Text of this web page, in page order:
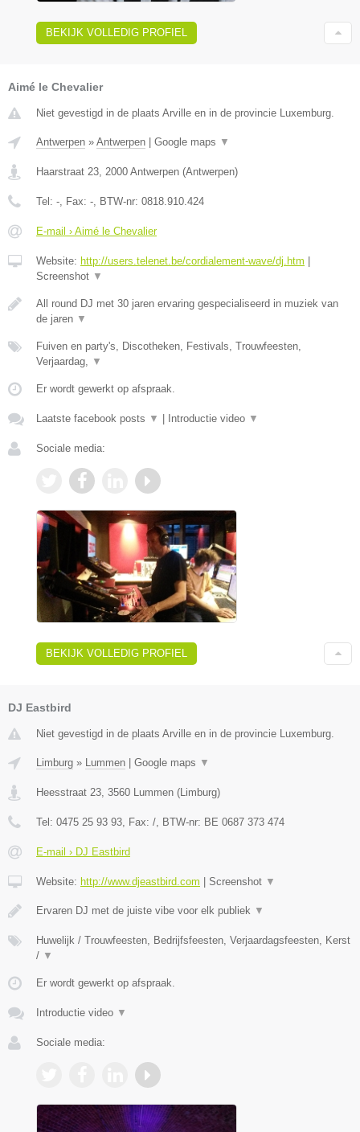
BEKIJK VOLLEDIG PROFIEL
Aimé le Chevalier
Niet gevestigd in de plaats Arville en in de provincie Luxemburg.
Antwerpen » Antwerpen Google maps ▼
Haarstraat 23, 2000 Antwerpen (Antwerpen)
Tel: -, Fax: -, BTW-nr: 0818.910.424
E-mail › Aimé le Chevalier
Website: http://users.telenet.be/cordialement-wave/dj.htm
Screenshot ▼
All round DJ met 30 jaren ervaring gespecialiseerd in muziek van
de jaren ▼
Fuiven en party's, Discotheken, Festivals, Trouwfeesten,
Verjaardag, ▼
Er wordt gewerkt op afspraak.
Laatste facebook posts ▼ Introductie video ▼
Sociale media:
BEKIJK VOLLEDIG PROFIEL
DJ Eastbird
Niet gevestigd in de plaats Arville en in de provincie Luxemburg.
Limburg » Lummen Google maps ▼
Heesstraat 23, 3560 Lummen (Limburg)
Tel: 0475 25 93 93, Fax: /, BTW-nr: BE 0687 373 474
E-mail › DJ Eastbird
Website: http://www.djeastbird.com Screenshot ▼
Ervaren DJ met de juiste vibe voor elk publiek ▼
Huwelijk / Trouwfeesten, Bedrijfsfeesten, Verjaardagsfeesten, Kerst
/ ▼
Er wordt gewerkt op afspraak.
Introductie video ▼
Sociale media: